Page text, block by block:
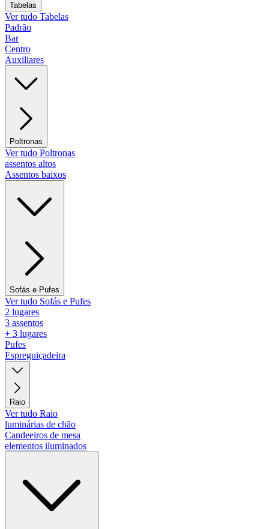
Tabelas
Ver tudo Tabelas
Padrão
Bar
Centro
Auxiliares
Poltronas
Ver tudo Poltronas
assentos altos
Assentos baixos
Sofás e Pufes
Ver tudo Sofás e Pufes
2 lugares
3 assentos
+ 3 lugares
Pufes
Espreguiçadeira
Raio
Ver tudo Raio
luminárias de chão
Candeeiros de mesa
elementos iluminados